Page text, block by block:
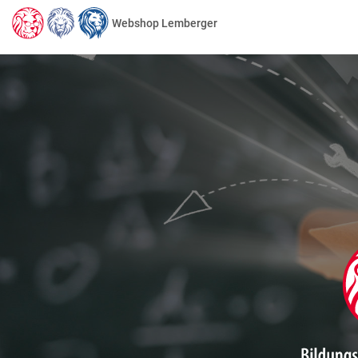
Webshop Lemberger